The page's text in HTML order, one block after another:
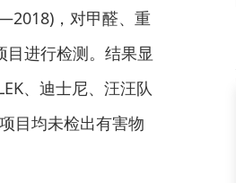
，对甲醛、重
进行检测。结果显
、迪士尼、汪汪队
目均未检出有害物